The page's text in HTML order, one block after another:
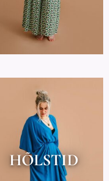
HÕLSTID